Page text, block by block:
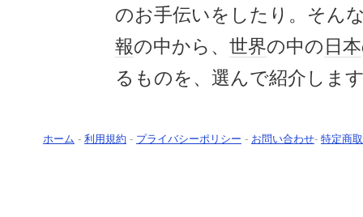
のお手伝いをしたり。そん
報の中から、 世界の中の 日本
るものを、選んで紹介しま
ホーム - 利用規約 - プライバシーポリシー - お問い合わせ- 特定商